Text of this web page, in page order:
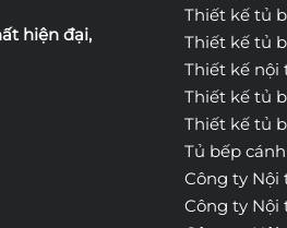
hiện đại,
Thiết kế tủ
Thiết kế tủ
Thiết kế nội
Thiết kế tủ
Thiết kế tủ
Tủ bếp
Công ty Nội
Công ty Nội